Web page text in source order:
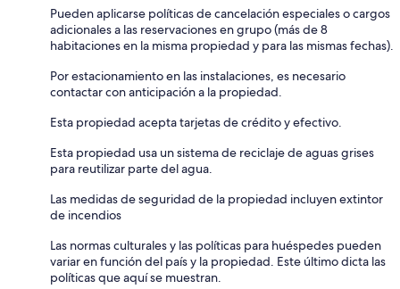
Pueden aplicarse políticas de cancelación especiales o cargos
adicionales a las reservaciones en grupo (más de 8
habitaciones en la misma propiedad y para las mismas fechas).
Por estacionamiento en las instalaciones, es necesario
contactar con anticipación a la propiedad.
Esta propiedad acepta tarjetas de crédito y efectivo.
Esta propiedad usa un sistema de reciclaje de aguas grises
para reutilizar parte del agua.
Las medidas de seguridad de la propiedad incluyen extintor
de incendios
Las normas culturales y las políticas para huéspedes pueden
variar en función del país y la propiedad. Este último dicta las
políticas que aquí se muestran.